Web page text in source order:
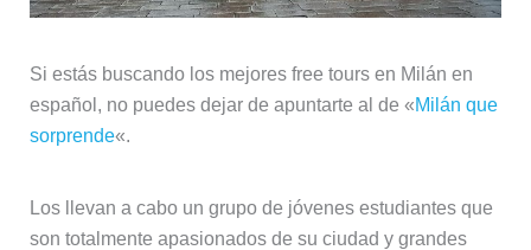
Si estás buscando los mejores free tours en Milán en
español, no puedes dejar de apuntarte al de «Milán que
sorprende«.
Los llevan a cabo un grupo de jóvenes estudiantes que
son totalmente apasionados de su ciudad y grandes